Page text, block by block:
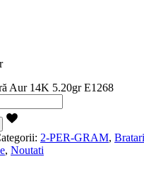
Aur 14K 5.20gr E1268
2-PER-GRAM, Bratari
, Noutati